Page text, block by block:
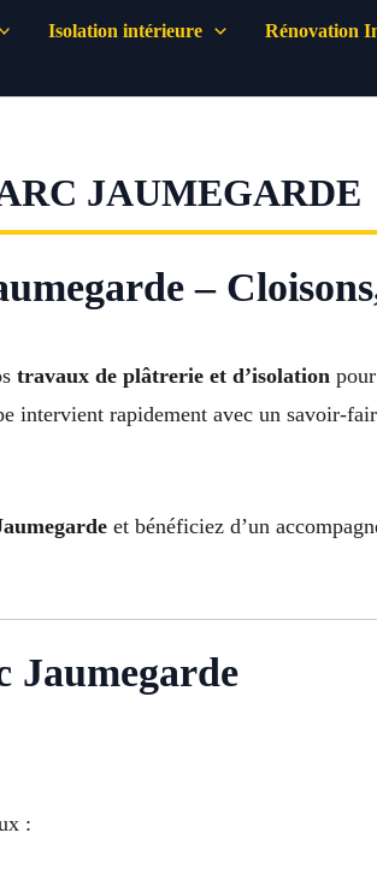
Isolation intérieure Rénovation
JAUMEGARDE
–
travaux de plâtrerie et d’isolation
intervient rapidement avec un savoir-
et bénéficiez d’un
Jaumegarde
: